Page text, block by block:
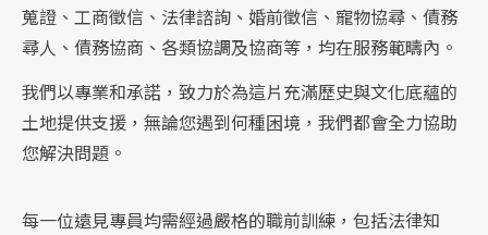
蒐證、工商徵信、法律諮詢、婚前徵信、寵物協尋、債務
尋人、債務協商、各類協調及協商等，均在服務範疇內。
我們以專業和承諾，致力於為這片充滿歷史與文化底蘊的
土地提供支援，無論您遇到何種困境，我們都會全力協助
您解決問題。
每一位遠見專員均需經過嚴格的職前訓練，包括法律知